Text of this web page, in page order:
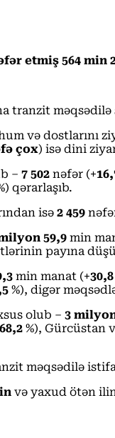
etmiş 564
tranzit məqsədilə
və dostlarını
çox) isə dini
– 7 502 nəfər (+
qərarlaşıb.
isə 2 459
59,9 min
payına
min manat (+30,8
%), digər
olub – 3
68,2 %), Gürcüstan
məqsədilə
və yaxud ötən